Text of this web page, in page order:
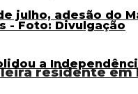
residente em